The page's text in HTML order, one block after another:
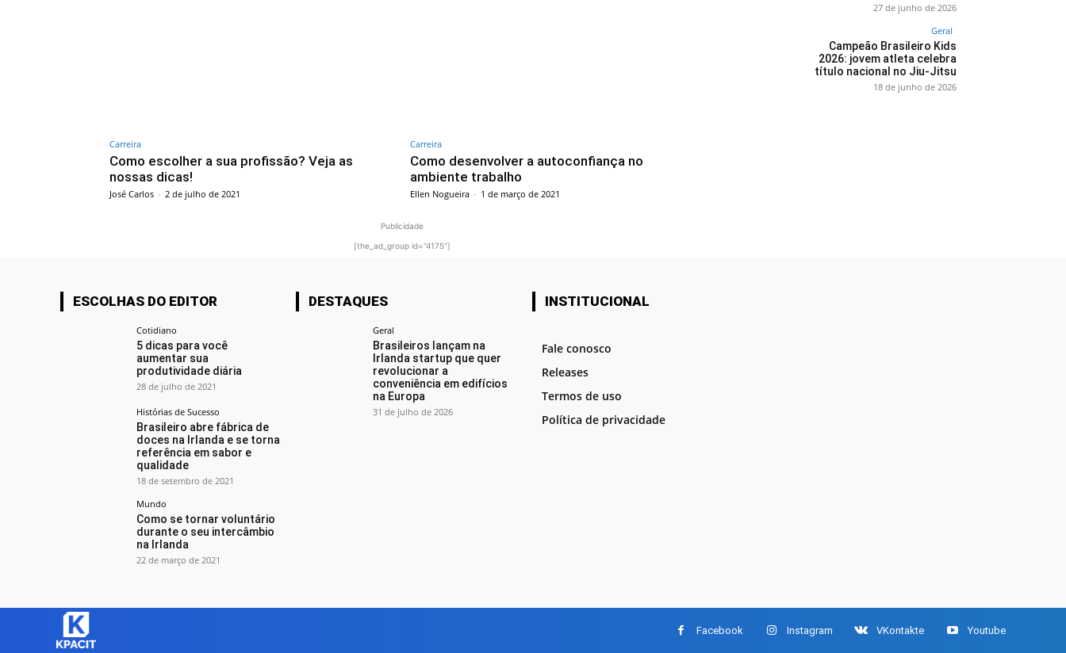
Carreira
Como escolher a sua profissão? Veja as
nossas dicas!
José Carlos - 2 de julho de 2021
Carreira
Como desenvolver a autoconfiança no
ambiente trabalho
Ellen Nogueira - 1 de março de 2021
Publicidade
[the_ad_group id="4175"]
27 de junho de 2026
Geral
Campeão Brasileiro Kids
2026: jovem atleta celebra
título nacional no Jiu-Jitsu
18 de junho de 2026
ESCOLHAS DO EDITOR
Cotidiano
5 dicas para você
aumentar sua
produtividade diária
28 de julho de 2021
Histórias de Sucesso
Brasileiro abre fábrica de
doces na Irlanda e se torna
referência em sabor e
qualidade
18 de setembro de 2021
Mundo
Como se tornar voluntário
durante o seu intercâmbio
na Irlanda
22 de março de 2021
DESTAQUES
Geral
Brasileiros lançam na
Irlanda startup que quer
revolucionar a
conveniência em edifícios
na Europa
31 de julho de 2026
INSTITUCIONAL
Fale conosco
Releases
Termos de uso
Política de privacidade
Facebook Instagram VKontakte Youtube